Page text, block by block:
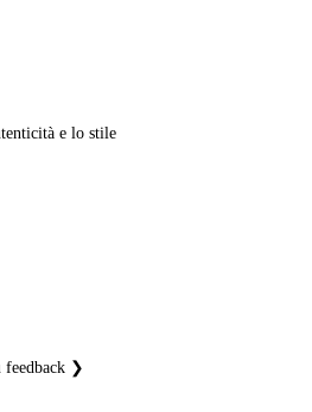
e lo stile
feedback ❯